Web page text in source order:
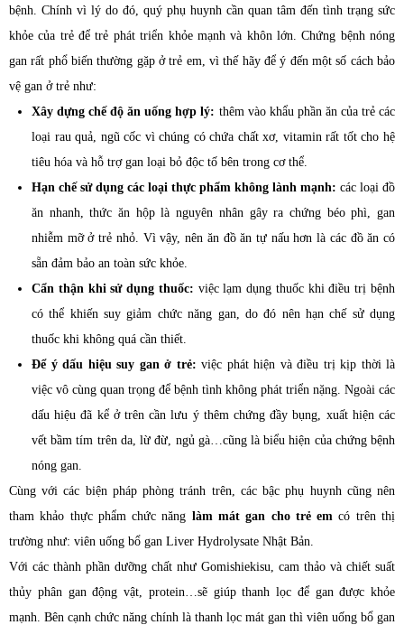
bệnh. Chính vì lý do đó, quý phụ huynh cần quan tâm đến tình trạng sức
khỏe của trẻ để trẻ phát triển khỏe mạnh và khôn lớn. Chứng bệnh nóng
gan rất phổ biến thường gặp ở trẻ em, vì thế hãy để ý đến một số cách bảo
vệ gan ở trẻ như:
Xây dựng chế độ ăn uống hợp lý: thêm vào khẩu phần ăn của trẻ các
loại rau quả, ngũ cốc vì chúng có chứa chất xơ, vitamin rất tốt cho hệ
tiêu hóa và hỗ trợ gan loại bỏ độc tố bên trong cơ thể.
Hạn chế sử dụng các loại thực phẩm không lành mạnh: các loại đồ
ăn nhanh, thức ăn hộp là nguyên nhân gây ra chứng béo phì, gan
nhiễm mỡ ở trẻ nhỏ. Vì vậy, nên ăn đồ ăn tự nấu hơn là các đồ ăn có
sẵn đảm bảo an toàn sức khỏe.
Cẩn thận khi sử dụng thuốc: việc lạm dụng thuốc khi điều trị bệnh
có thể khiến suy giảm chức năng gan, do đó nên hạn chế sử dụng
thuốc khi không quá cần thiết.
Để ý dấu hiệu suy gan ở trẻ: việc phát hiện và điều trị kịp thời là
việc vô cùng quan trọng để bệnh tình không phát triển nặng. Ngoài các
dấu hiệu đã kể ở trên cần lưu ý thêm chứng đầy bụng, xuất hiện các
vết bầm tím trên da, lừ đừ, ngủ gà…cũng là biểu hiện của chứng bệnh
nóng gan.
Cùng với các biện pháp phòng tránh trên, các bậc phụ huynh cũng nên
tham khảo thực phẩm chức năng làm mát gan cho trẻ emcó trên thị
trường như: viên uống bổ gan Liver Hydrolysate Nhật Bản.
Với các thành phần dưỡng chất như Gomishiekisu, cam thảo và chiết suất
thủy phân gan động vật, protein…sẽ giúp thanh lọc để gan được khỏe
mạnh. Bên cạnh chức năng chính là thanh lọc mát gan thì viên uống bổ gan